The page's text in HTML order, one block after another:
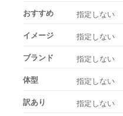
おすすめ
イメージ
ブランド
体型
訳あり